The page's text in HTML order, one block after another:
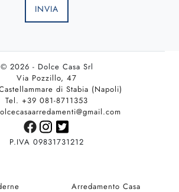
INVIA
© 2026 - Dolce Casa Srl
Via Pozzillo, 47
di Stabia (Napoli)
Tel. +39 081-8711353
P.IVA 09831731212
Arredamento Casa